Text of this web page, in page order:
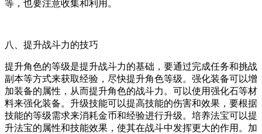
等，也要注意收集和利用。
八、提升战斗力的技巧
提升角色的等级是提升战斗力的基础，要通过完成任务和挑战
副本等方式来获取经验，尽快提升角色等级。强化装备可以增
加装备的属性，从而提升角色的战斗力。可以使用强化石等材
料来强化装备。升级技能可以提高技能的伤害和效果，要根据
技能的等级需求来消耗金币和经验进行升级。培养法宝可以提
升法宝的属性和技能效果，使其在战斗中发挥更大的作用。加